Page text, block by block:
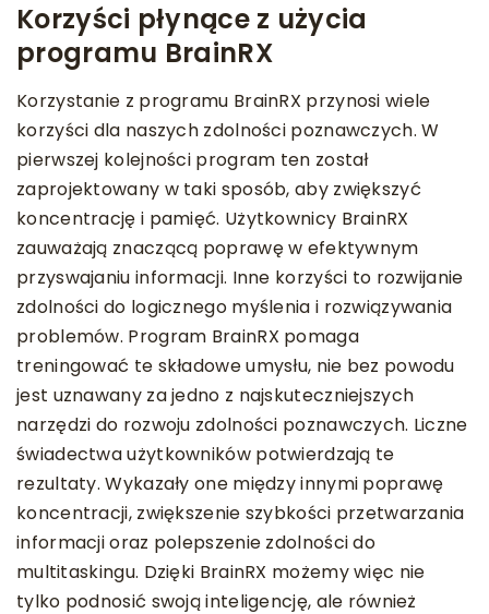
Korzyści płynące z użycia
programu BrainRX
Korzystanie z programu BrainRX przynosi wiele
korzyści dla naszych zdolności poznawczych. W
pierwszej kolejności program ten został
zaprojektowany w taki sposób, aby zwiększyć
koncentrację i pamięć. Użytkownicy BrainRX
zauważają znaczącą poprawę w efektywnym
przyswajaniu informacji. Inne korzyści to rozwijanie
zdolności do logicznego myślenia i rozwiązywania
problemów. Program BrainRX pomaga
treningować te składowe umysłu, nie bez powodu
jest uznawany za jedno z najskuteczniejszych
narzędzi do rozwoju zdolności poznawczych. Liczne
świadectwa użytkowników potwierdzają te
rezultaty. Wykazały one między innymi poprawę
koncentracji, zwiększenie szybkości przetwarzania
informacji oraz polepszenie zdolności do
multitaskingu. Dzięki BrainRX możemy więc nie
tylko podnosić swoją inteligencję, ale również